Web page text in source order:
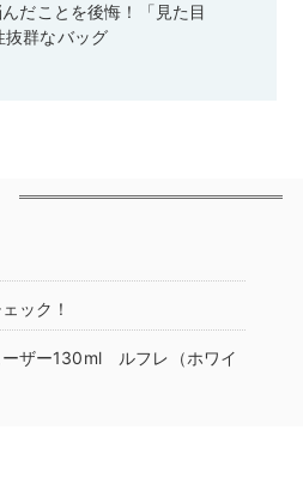
だことを後悔！「見た目
抜群なバッグ
ック！
ーザー130ml ルフレ（ホワイ